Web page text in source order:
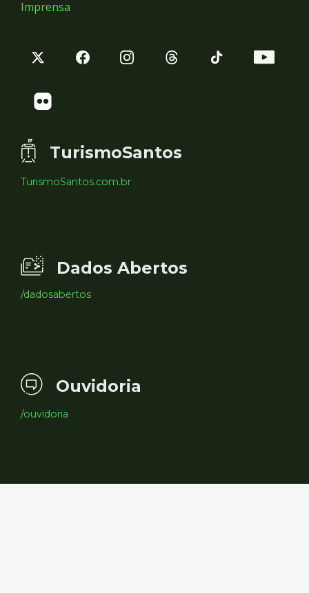
Imprensa
TurismoSantos
TurismoSantos.com.br
Dados Abertos
/dadosabertos
Ouvidoria
/ouvidoria